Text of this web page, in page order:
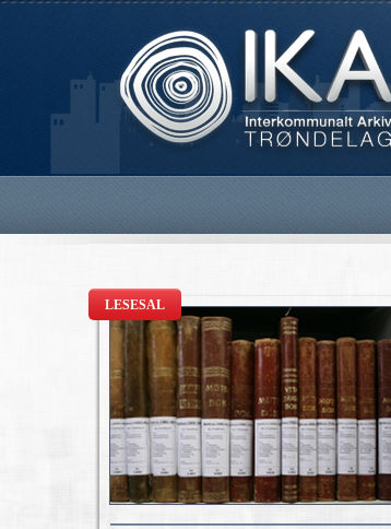
LESESAL